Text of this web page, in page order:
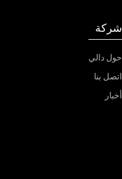
شركة
حول دالي
اتصل بنا
أخبار